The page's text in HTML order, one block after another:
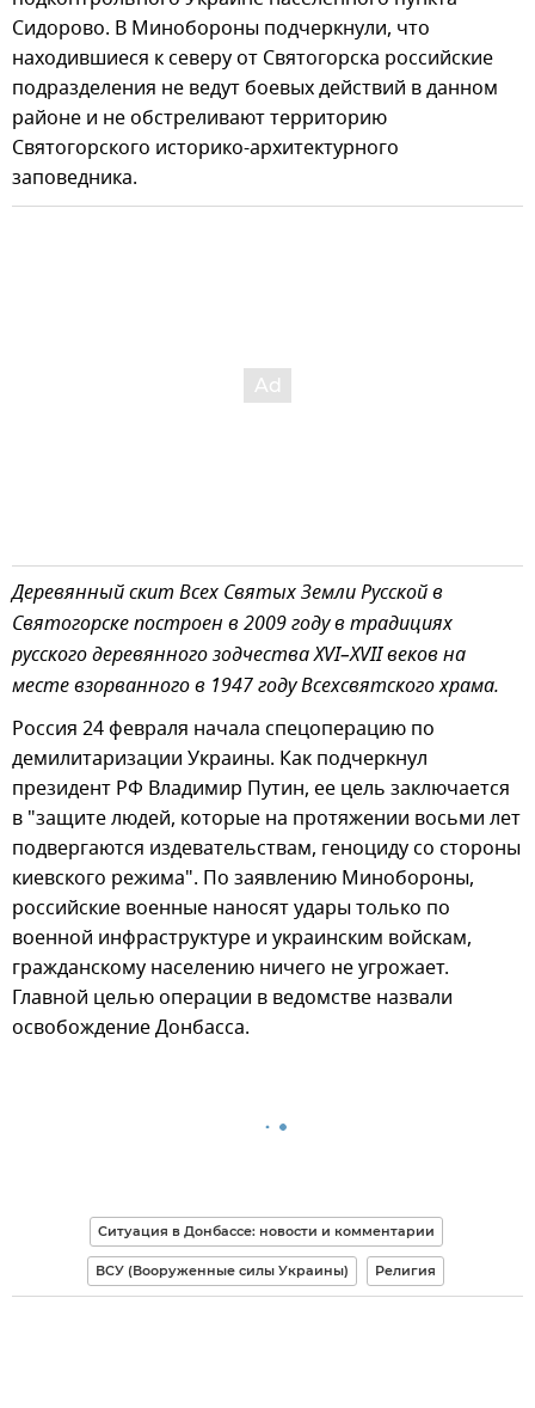
Сидорово. В Минобороны подчеркнули, что
находившиеся к северу от Святогорска российские
подразделения не ведут боевых действий в данном
районе и не обстреливают территорию
Святогорского историко-архитектурного
заповедника.
Деревянный скит Всех Святых Земли Русской в
Святогорске построен в 2009 году в традициях
русского деревянного зодчества XVI–XVII веков на
месте взорванного в 1947 году Всехсвятского храма.
Россия 24 февраля начала спецоперацию по
демилитаризации Украины. Как подчеркнул
президент РФ Владимир Путин, ее цель заключается
в "защите людей, которые на протяжении восьми лет
подвергаются издевательствам, геноциду со стороны
киевского режима". По заявлению Минобороны,
российские военные наносят удары только по
военной инфраструктуре и украинским войскам,
гражданскому населению ничего не угрожает.
Главной целью операции в ведомстве назвали
освобождение Донбасса.
Ситуация в Донбассе: новости и комментарии
ВСУ (Вооруженные силы Украины) Религия